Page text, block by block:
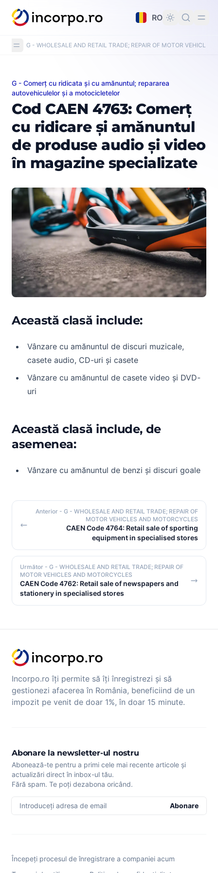
principal
RO
G - WHOLESALE AND RETAIL TRADE; REPAIR OF MOTOR VEHICLES
Cod CAEN 4763: Comerț cu ridicare și amănuntul de
G - Comerț cu ridicata și cu amănuntul; repararea
autovehiculelor și a motocicletelor
Cod CAEN 4763: Comerț
cu ridicare și amănuntul
de produse audio și video
în magazine specializate
Această clasă include:
Vânzare cu amănuntul de discuri muzicale,
casete audio, CD-uri și casete
Vânzare cu amănuntul de casete video și DVD-
uri
Această clasă include, de
asemenea:
Vânzare cu amănuntul de benzi și discuri goale
Anterior - G - WHOLESALE AND RETAIL TRADE; REPAIR OF
MOTOR VEHICLES AND MOTORCYCLES
CAEN Code 4764: Retail sale of sporting
equipment in specialised stores
Următor - G - WHOLESALE AND RETAIL TRADE; REPAIR OF
MOTOR VEHICLES AND MOTORCYCLES
CAEN Code 4762: Retail sale of newspapers and
stationery in specialised stores
Incorpo.ro îți permite să îți înregistrezi și să
gestionezi afacerea în România, beneficiind de un
impozit pe venit de doar 1%, în doar 15 minute.
Abonare la newsletter-ul nostru
Abonează-te pentru a primi cele mai recente articole și
actualizări direct în inbox-ul tău.
Fără spam. Te poți dezabona oricând.
Introduceți adresa de email Abonare
Începeți procesul de înregistrare a companiei acum